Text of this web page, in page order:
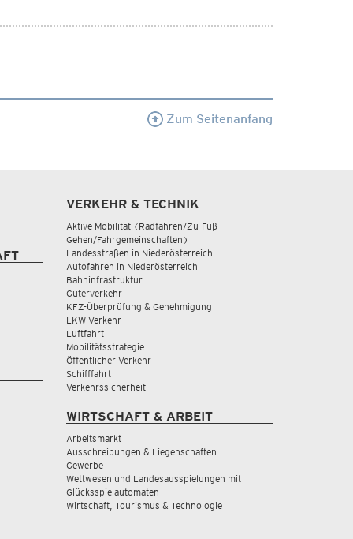
Zum Seitenanfang
VERKEHR & TECHNIK
Aktive Mobilität (Radfahren/Zu-Fuß-
Gehen/Fahrgemeinschaften)
Landesstraßen in Niederösterreich
Autofahren in Niederösterreich
Bahninfrastruktur
Güterverkehr
KFZ-Überprüfung & Genehmigung
LKW Verkehr
Luftfahrt
Mobilitätsstrategie
Öffentlicher Verkehr
Schifffahrt
Verkehrssicherheit
WIRTSCHAFT & ARBEIT
Arbeitsmarkt
Ausschreibungen & Liegenschaften
Gewerbe
Wettwesen und Landesausspielungen mit
Glücksspielautomaten
Wirtschaft, Tourismus & Technologie